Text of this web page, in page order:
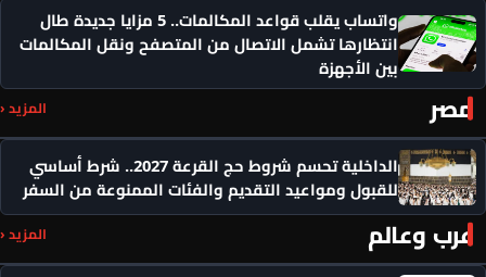
واتساب يقلب قواعد المكالمات.. 5 مزايا جديدة طال
انتظارها تشمل الاتصال من المتصفح ونقل المكالمات
بين الأجهزة
مصر المزيد ‹
الداخلية تحسم شروط حج القرعة 2027.. شرط أساسي
للقبول ومواعيد التقديم والفئات الممنوعة من السفر
عرب وعالم المزيد ‹